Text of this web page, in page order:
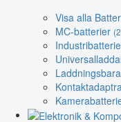
Visa alla
MC-batterier